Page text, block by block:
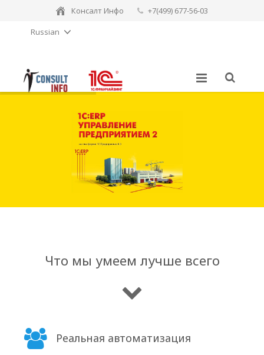
Консалт Инфо
+7(499) 677-56-03
Russian
Что мы умеем лучше всего
Реальная автоматизация